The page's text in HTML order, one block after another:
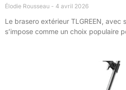
Élodie Rousseau 4 avril 2026
Le brasero extérieur TLGREEN, avec
s’impose comme un choix populaire